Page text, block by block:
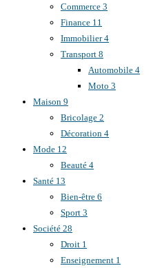
Commerce 3
Finance 11
Immobilier4
Transport 8
Automobile 4
Moto 3
Maison 9
Bricolage 2
Décoration 4
Mode 12
Beauté 4
Santé 13
Bien-être 6
Sport 3
Société 28
Droit 1
Enseignement 1